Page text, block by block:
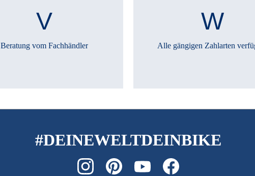
Beratung vom Fachhändler Alle gängigen Zahlarten
#DEINEWELTDEINBIKE